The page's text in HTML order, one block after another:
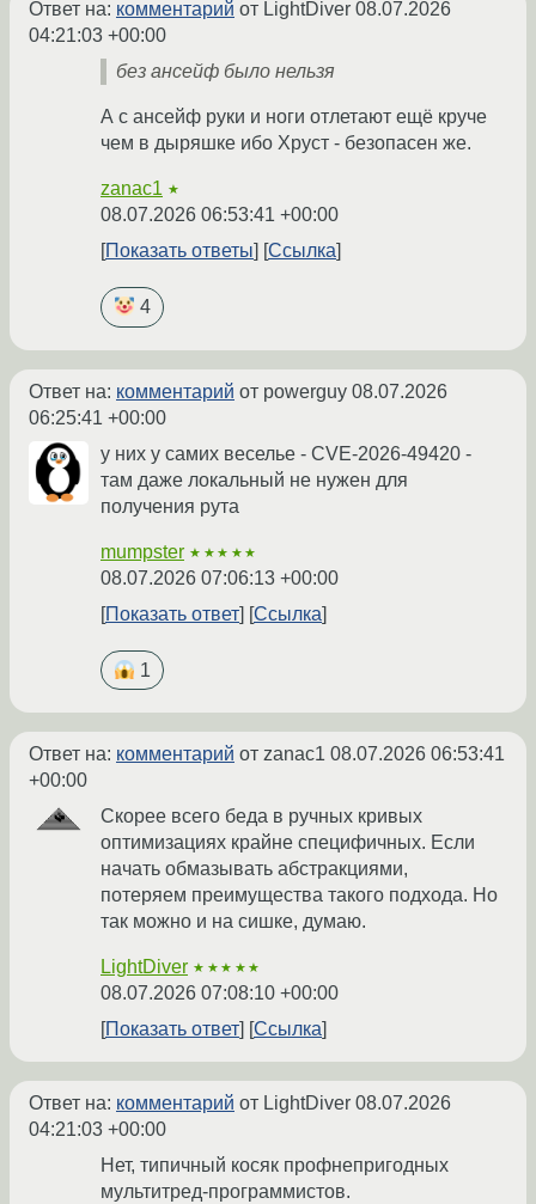
Ответ на: комментарий от LightDiver 08.07.2026
04:21:03 +00:00
без ансейф было нельзя
А с ансейф руки и ноги отлетают ещё круче
чем в дыряшке ибо Хруст - безопасен же.
zanac1 ★
08.07.2026 06:53:41 +00:00
Показать ответы
Ссылка
4
Ответ на: комментарий от powerguy 08.07.2026
06:25:41 +00:00
у них у самих веселье - CVE-2026-49420 -
там даже локальный не нужен для
получения рута
mumpster ★★★★★
08.07.2026 07:06:13 +00:00
Показать ответ
Ссылка
1
Ответ на: комментарий от zanac1 08.07.2026 06:53:41
+00:00
Скорее всего беда в ручных кривых
оптимизациях крайне специфичных. Если
начать обмазывать абстракциями,
потеряем преимущества такого подхода. Но
так можно и на сишке, думаю.
LightDiver ★★★★★
08.07.2026 07:08:10 +00:00
Показать ответ
Ссылка
Ответ на: комментарий от LightDiver 08.07.2026
04:21:03 +00:00
Нет, типичный косяк профнепригодных
мультитред-программистов.